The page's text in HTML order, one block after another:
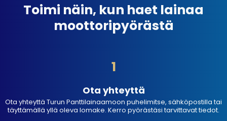
Toimi näin, kun haet lainaa
moottoripyörästä
1
Ota yhteyttä
Ota yhteyttä Turun Panttilainaamoon puhelimitse, sähköpostilla tai
täyttämällä yllä oleva lomake. Kerro pyörästäsi tarvittavat tiedot.